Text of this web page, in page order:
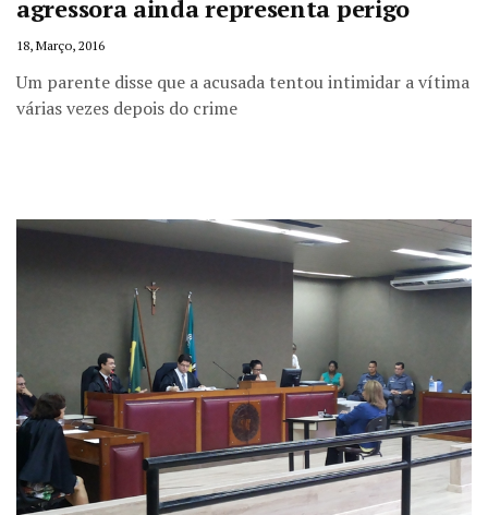
agressora ainda representa perigo
18, Março, 2016
Um parente disse que a acusada tentou intimidar a vítima
várias vezes depois do crime